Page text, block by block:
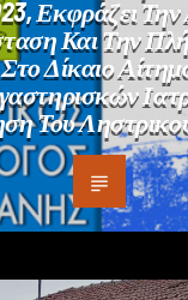
Εκφράζει Την
Και Την
Δίκαιο
Του